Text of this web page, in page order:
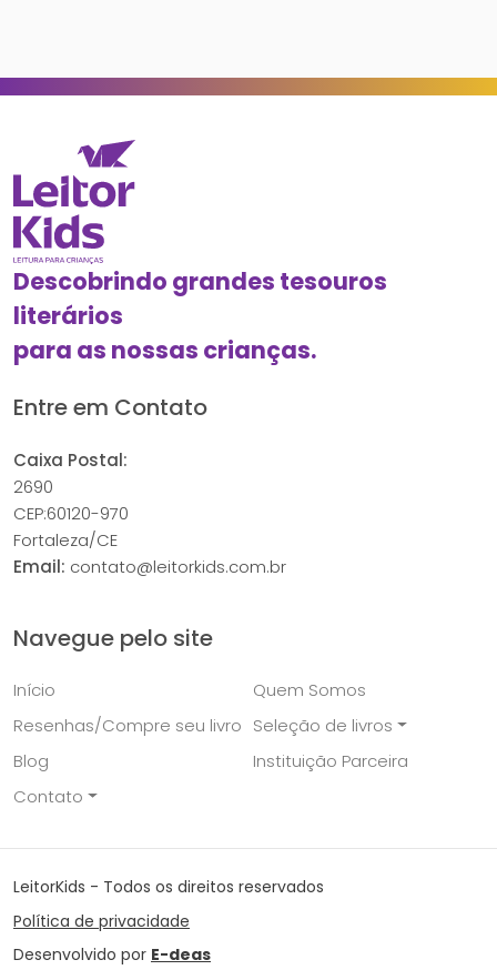
Descobrindo grandes tesouros
literários
para as nossas crianças.
Entre em Contato
Caixa Postal:
2690
CEP:60120-970
Fortaleza/CE
Email: contato@leitorkids.com.br
Navegue pelo site
Início
Quem Somos
Resenhas/Compre seu livro Seleção de livros
Blog
Instituição Parceira
Contato
LeitorKids - Todos os direitos reservados
Política de privacidade
Desenvolvido por E-deas